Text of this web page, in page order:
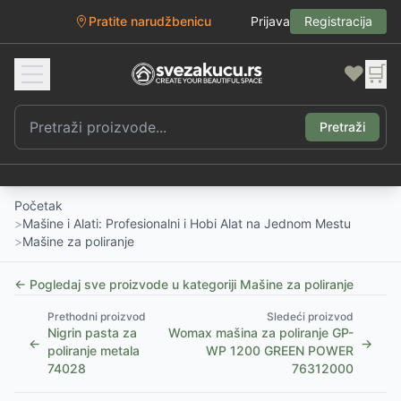
Pratite narudžbenicu Prijava Registracija
❤️ 🛒
Pretraži
Početak
>Mašine i Alati: Profesionalni i Hobi Alat na Jednom Mestu
>Mašine za poliranje
← Pogledaj sve proizvode u kategoriji Mašine za poliranje
←
Prethodni proizvod
Nigrin pasta za
poliranje metala
74028
Sledeći proizvod
Womax mašina za poliranje GP-
WP 1200 GREEN POWER
76312000
→